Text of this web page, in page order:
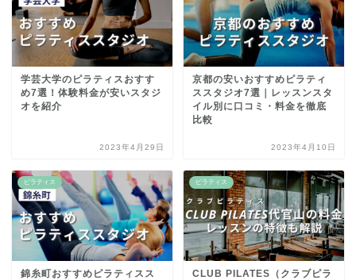
学芸大学のピラティスおすす
め7選！体験料金が安いスタジ
オを紹介
2023年4月29日
京都の安いおすすめピラティ
ススタジオ7選｜レッスンスタ
イル別に口コミ・料金を徹底
比較
2023年4月10日
ピラティス
錦糸町おすすめピラティスス
ピラティス
CLUB PILATES（クラブピラ